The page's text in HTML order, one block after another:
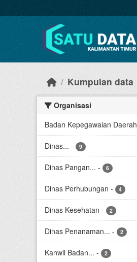
Kumpulan data
Organisasi
Badan Kepegawaian Daerah
Dinas... - 9
Dinas Pangan... - 6
Dinas Perhubungan - 4
Dinas Kesehatan - 2
Dinas Penanaman... - 2
Kanwil Badan... - 2